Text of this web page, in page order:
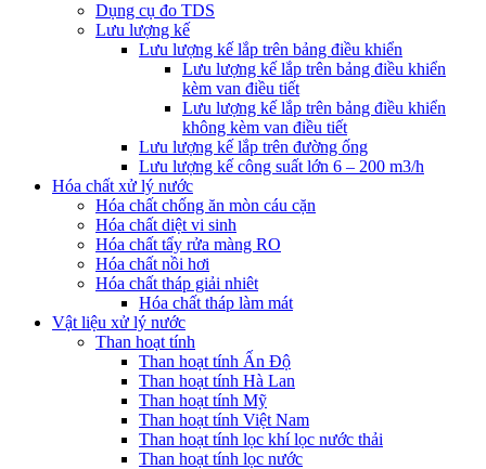
Dụng cụ đo TDS
Lưu lượng kế
Lưu lượng kế lắp trên bảng điều khiển
Lưu lượng kế lắp trên bảng điều khiển
kèm van điều tiết
Lưu lượng kế lắp trên bảng điều khiển
không kèm van điều tiết
Lưu lượng kế lắp trên đường ống
Lưu lượng kế công suất lớn 6 – 200 m3/h
Hóa chất xử lý nước
Hóa chất chống ăn mòn cáu cặn
Hóa chất diệt vi sinh
Hóa chất tẩy rửa màng RO
Hóa chất nồi hơi
Hóa chất tháp giải nhiêt
Hóa chất tháp làm mát
Vật liệu xử lý nước
Than hoạt tính
Than hoạt tính Ấn Độ
Than hoạt tính Hà Lan
Than hoạt tính Mỹ
Than hoạt tính Việt Nam
Than hoạt tính lọc khí lọc nước thải
Than hoạt tính lọc nước